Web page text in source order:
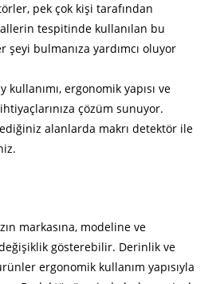
pek çok kişi tarafından
tespitinde kullanılan bu
şeyi bulmanıza yardımcı oluyor
kullanımı, ergonomik yapısı ve
çözüm sunuyor.
alanlarda makrı detektör ile
markasına, modeline ve
gösterebilir. Derinlik ve
ergonomik kullanım yapısıyla